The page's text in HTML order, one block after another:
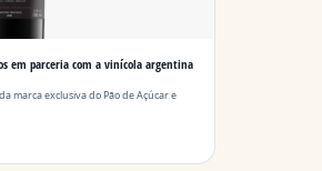
em parceria com a vinícola argentina
marca exclusiva do Pão de Açúcar e